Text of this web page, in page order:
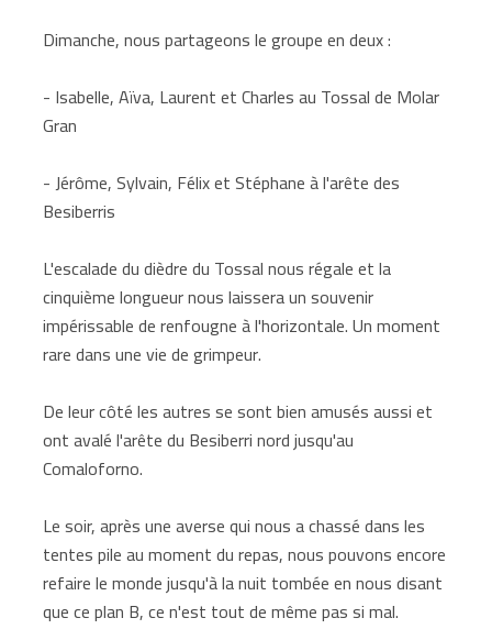
Dimanche, nous partageons le groupe en deux :
- Isabelle, Aïva, Laurent et Charles au Tossal de Molar
Gran
- Jérôme, Sylvain, Félix et Stéphane à l'arête des
Besiberris
L'escalade du dièdre du Tossal nous régale et la
cinquième longueur nous laissera un souvenir
impérissable de renfougne à l'horizontale. Un moment
rare dans une vie de grimpeur.
De leur côté les autres se sont bien amusés aussi et
ont avalé l'arête du Besiberri nord jusqu'au
Comaloforno.
Le soir, après une averse qui nous a chassé dans les
tentes pile au moment du repas, nous pouvons encore
refaire le monde jusqu'à la nuit tombée en nous disant
que ce plan B, ce n'est tout de même pas si mal.